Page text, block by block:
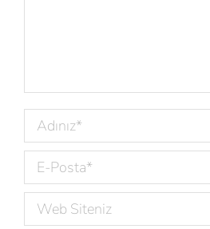
Adınız *
E-Posta *
Web Siteniz